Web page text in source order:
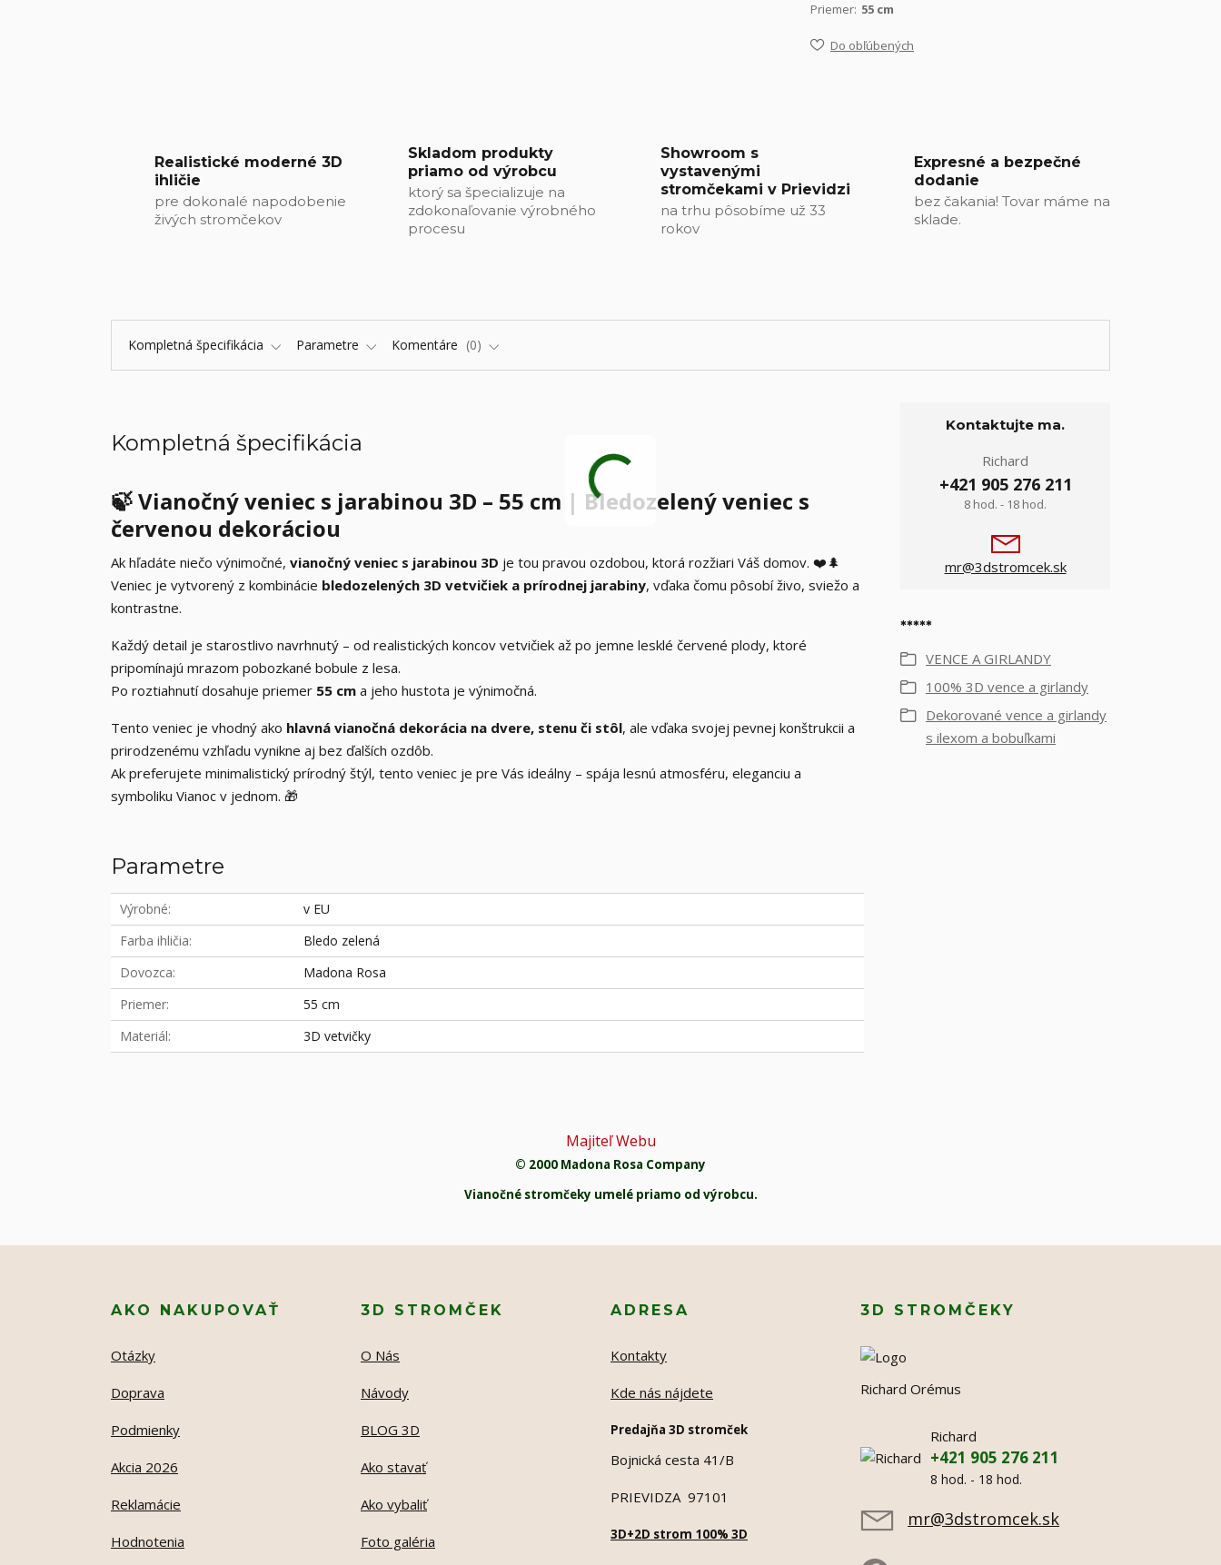
Priemer: 55 cm
Do obľúbených
Realistické moderné 3D
ihličie
pre dokonalé napodobenie
živých stromčekov
Skladom produkty
priamo od výrobcu
ktorý sa špecializuje na
zdokonaľovanie výrobného
procesu
Showroom s
vystavenými
stromčekami v Prievidzi
na trhu pôsobíme už 33
rokov
Expresné a bezpečné
dodanie
bez čakania! Tovar máme na
sklade.
Kompletná špecifikácia Parametre Komentáre 0
Kompletná špecifikácia
🍃Vianočný veniec s jarabinou 3D – 55 cm | Bledozelený veniec s
červenou dekoráciou
Ak hľadáte niečo výnimočné, vianočný veniec s jarabinou 3D je tou pravou ozdobou, ktorá rozžiari Váš domov. ❤️🌲
Veniec je vytvorený z kombinácie bledozelených 3D vetvičiek a prírodnej jarabiny, vďaka čomu pôsobí živo, sviežo a
kontrastne.
Každý detail je starostlivo navrhnutý – od realistických koncov vetvičiek až po jemne lesklé červené plody, ktoré
pripomínajú mrazom pobozkané bobule z lesa.
Po roztiahnutí dosahuje priemer 55 cm a jeho hustota je výnimočná.
Tento veniec je vhodný ako hlavná vianočná dekorácia na dvere, stenu či stôl, ale vďaka svojej pevnej konštrukcii a
prirodzenému vzhľadu vynikne aj bez ďalších ozdôb.
Ak preferujete minimalistický prírodný štýl, tento veniec je pre Vás ideálny – spája lesnú atmosféru, eleganciu a
symboliku Vianoc v jednom. 🎁
Parametre
Výrobné
v EU
Farba ihličia
Bledo zelená
Dovozca
Madona Rosa
Priemer
55 cm
Materiál
3D vetvičky
Kontaktujte ma.
Richard
+421 905 276 211
8 hod. - 18 hod.
mr@3dstromcek.sk
*****
VENCE A GIRLANDY
100% 3D vence a girlandy
Dekorované vence a girlandy
s ilexom a bobuľkami
Majiteľ Webu
© 2000 Madona Rosa Company
Vianočné stromčeky umelé priamo od výrobcu.
AKO NAKUPOVAŤ
Otázky
Doprava
Podmienky
Akcia 2026
Reklamácie
Hodnotenia
3D STROMČEK
O Nás
Návody
BLOG 3D
Ako stavať
Ako vybaliť
Foto galéria
ADRESA
Kontakty
Kde nás nájdete
Predajňa 3D stromček
Bojnická cesta 41/B
PRIEVIDZA 97101
3D+2D strom 100% 3D
3D STROMČEKY
Richard Orémus
Richard
+421 905 276 211
8 hod. - 18 hod.
mr@3dstromcek.sk